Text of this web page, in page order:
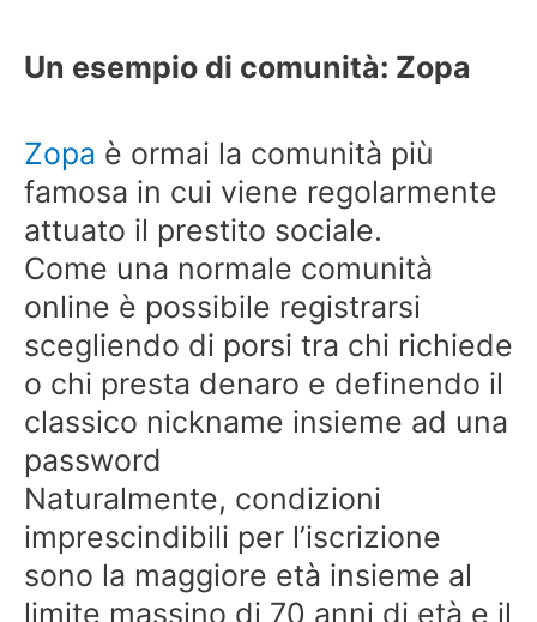
Un esempio di comunità: Zopa
Zopa è ormai la comunità più
famosa in cui viene regolarmente
attuato il prestito sociale.
Come una normale comunità
online è possibile registrarsi
scegliendo di porsi tra chi richiede
o chi presta denaro e definendo il
classico nickname insieme ad una
password
Naturalmente, condizioni
imprescindibili per l’iscrizione
sono la maggiore età insieme al
limite massino di 70 anni di età e il